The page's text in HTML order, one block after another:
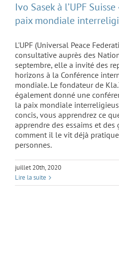
Ivo Sasek à l’UPF
paix mondiale
L'UPF (Universal Peace
consultative auprès des
septembre, elle a invité des
horizons à la Conférence
mondiale. Le fondateur de
également donné une
la paix mondiale
concis, vous apprendrez ce
apprendre des essaims et
comment il le vit déjà
personnes.
juillet 20th, 2020
Lire la suite